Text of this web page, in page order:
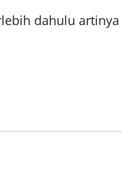
dahulu